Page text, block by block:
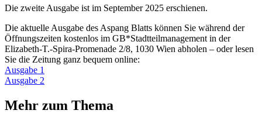
Die zweite Ausgabe ist im September 2025 erschienen.
Die aktuelle Ausgabe des Aspang Blatts können Sie während der
Öffnungszeiten kostenlos im GB*Stadtteilmanagement in der
Elizabeth-T.-Spira-Promenade 2/8, 1030 Wien abholen – oder lesen
Sie die Zeitung ganz bequem online:
Ausgabe 1
Ausgabe 2
Mehr zum Thema